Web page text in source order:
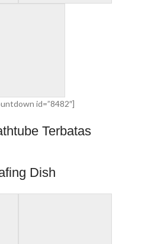
id=”8482″]
Terbatas
Dish